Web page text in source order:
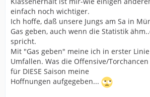
einfach noch wichtiger.
Ich hoffe, daß unsere Jungs am Sa in
Gas geben, auch wenn die Statistik
spricht.
Mit "Gas geben" meine ich in erster
Umfallen. Was die Offensive/
für DIESE Saison meine
Hoffnungen aufgegeben...